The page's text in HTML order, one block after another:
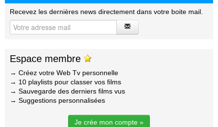
Recevez les dernières news directement dans votre boite mail.
Espace membre
→ Créez votre Web Tv personnelle
→ 10 playlists pour classer vos films
→ Sauvegarde des derniers films vus
→ Suggestions personnalisées
Je crée mon compte »